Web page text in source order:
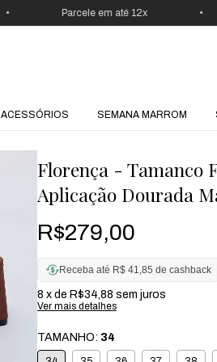
Parcele em até 12x
ACESSÓRIOS SEMANA MARROM
Florença - Tamanco
Aplicação Dourada
R$279,00
Receba até R$ 41,85 de cashback
8 x de R$34,88 sem juros
Ver mais detalhes
TAMANHO: 34